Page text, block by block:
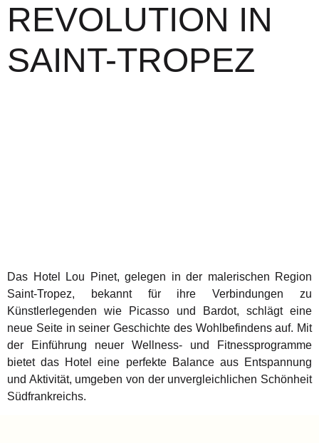
REVOLUTION IN
SAINT-TROPEZ
Das Hotel Lou Pinet, gelegen in der malerischen Region
Saint-Tropez, bekannt für ihre Verbindungen zu
Künstlerlegenden wie Picasso und Bardot, schlägt eine
neue Seite in seiner Geschichte des Wohlbefindens auf. Mit
der Einführung neuer Wellness- und Fitnessprogramme
bietet das Hotel eine perfekte Balance aus Entspannung
und Aktivität, umgeben von der unvergleichlichen Schönheit
Südfrankreichs.